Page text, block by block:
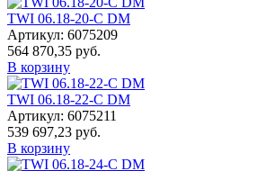
TWI 06.18-20-C DM
Артикул: 6075209
564 870,35 руб.
В корзину
TWI 06.18-22-C DM
Артикул: 6075211
539 697,23 руб.
В корзину